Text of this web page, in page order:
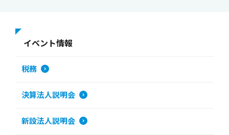
イベント情報
税務
決算法人説明会
新設法人説明会